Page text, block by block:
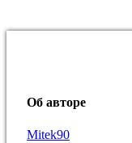
Об авторе
Mitek90